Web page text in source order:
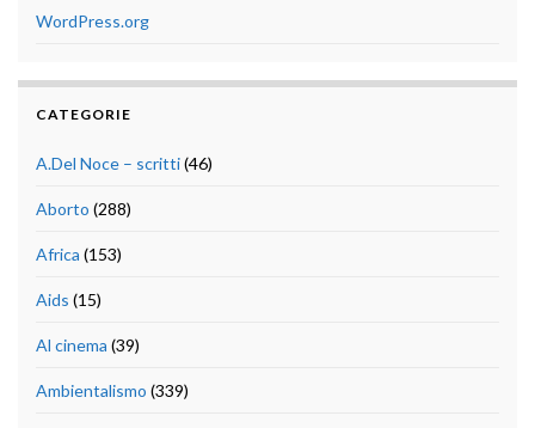
WordPress.org
CATEGORIE
A.Del Noce – scritti(46)
Aborto (288)
Africa (153)
Aids (15)
Al cinema (39)
Ambientalismo (339)